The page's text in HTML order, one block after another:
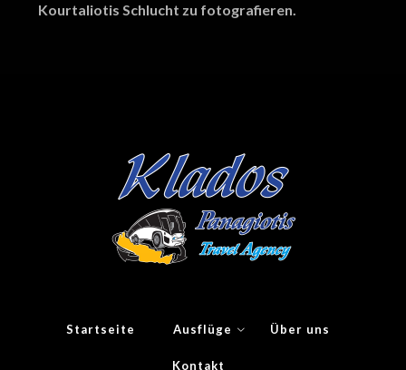
Kourtaliotis Schlucht zu fotografieren.
Startseite Ausflüge Über uns
Kontakt